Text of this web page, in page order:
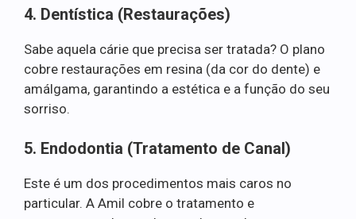
4. Dentística (Restaurações)
Sabe aquela cárie que precisa ser tratada? O plano
cobre restaurações em resina (da cor do dente) e
amálgama, garantindo a estética e a função do seu
sorriso.
5. Endodontia (Tratamento de Canal)
Este é um dos procedimentos mais caros no
particular. A Amil cobre o tratamento e